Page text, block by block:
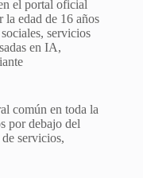
el portal oficial
la edad de 16 años
servicios
en IA,
común en toda la
por debajo del
servicios,